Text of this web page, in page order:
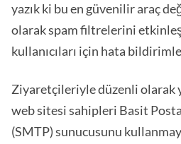
yazık ki bu en güvenilir araç
olarak spam filtrelerini
kullanıcıları için hata
Ziyaretçileriyle düzenli olarak
web sitesi sahipleri Basit
(SMTP) sunucusunu